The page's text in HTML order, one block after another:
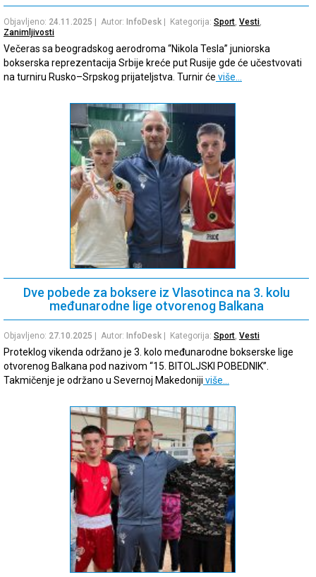
Objavljeno: 24.11.2025 | Autor: InfoDesk | Kategorija: Sport Vesti
Zanimljivosti
Večeras sa beogradskog aerodroma “Nikola Tesla” juniorska
bokserska reprezentacija Srbije kreće put Rusije gde će učestvovati
na turniru Rusko–Srpskog prijateljstva. Turnir će više…
Dve pobede za boksere iz Vlasotinca na 3. kolu
međunarodne lige otvorenog Balkana
Objavljeno: 27.10.2025 | Autor: InfoDesk | Kategorija: Sport, Vesti
Proteklog vikenda održano je 3. kolo međunarodne bokserske lige
otvorenog Balkana pod nazivom “15. BITOLJSKI POBEDNIK”.
Takmičenje je održano u Severnoj Makedoniji više…